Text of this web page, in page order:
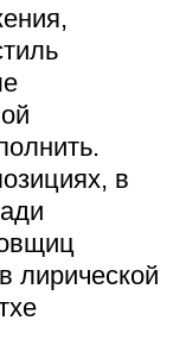
в
лирической